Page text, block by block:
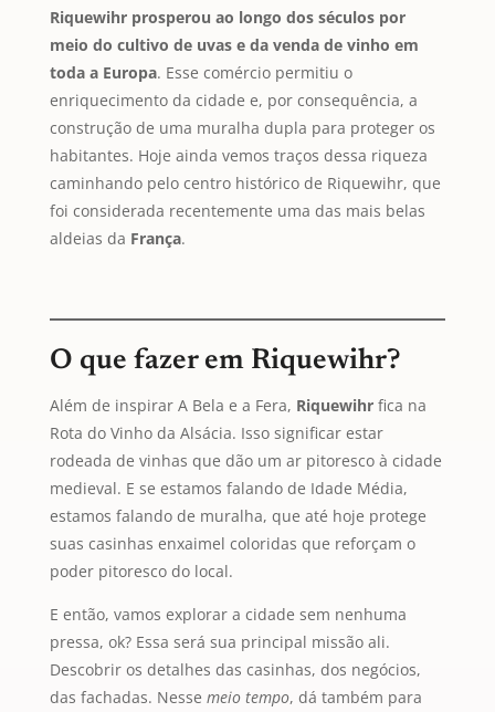
Riquewihr prosperou ao longo dos séculos por
meio do cultivo de uvas e da venda de vinho em
toda a Europa. Esse comércio permitiu o
enriquecimento da cidade e, por consequência, a
construção de uma muralha dupla para proteger os
habitantes. Hoje ainda vemos traços dessa riqueza
caminhando pelo centro histórico de Riquewihr, que
foi considerada recentemente uma das mais belas
aldeias da França.
O que fazer em Riquewihr?
Além de inspirar A Bela e a Fera, Riquewihrfica na
Rota do Vinho da Alsácia. Isso significar estar
rodeada de vinhas que dão um ar pitoresco à cidade
medieval. E se estamos falando de Idade Média,
estamos falando de muralha, que até hoje protege
suas casinhas enxaimel coloridas que reforçam o
poder pitoresco do local.
E então, vamos explorar a cidade sem nenhuma
pressa, ok? Essa será sua principal missão ali.
Descobrir os detalhes das casinhas, dos negócios,
das fachadas. Nesse meio tempo, dá também para